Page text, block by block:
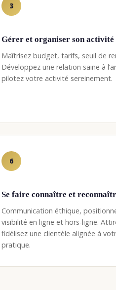
3
Gérer et organiser son activité
Maîtrisez budget, tarifs, seuil de
Développez une relation saine à
pilotez votre activité sereinement.
6
Se faire connaître et
Communication éthique,
visibilité en ligne et hors-ligne.
fidélisez une clientèle alignée à
pratique.